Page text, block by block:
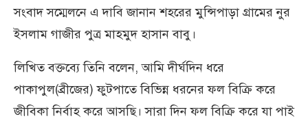
সংবাদ সম্মেলনে এ দাবি জানান শহরের মুন্সিপাড়া গ্রামের নুর
ইসলাম গাজীর পুত্র মাহমুদ হাসান বাবু।
লিখিত বক্তব্যে তিনি বলেন, আমি দীর্ঘদিন ধরে
পাকাপুল(ব্রীজের) ফুটপাতে বিভিন্ন ধরনের ফল বিক্রি করে
জীবিকা নির্বাহ করে আসছি। সারা দিন ফল বিক্রি করে যা পাই